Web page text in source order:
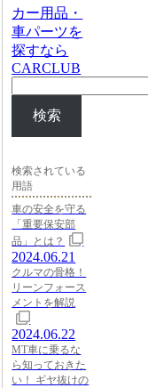
カー用品・
車パーツを
探すなら
CARCLUB
検索
検索されている
用語
車の安全を守る
「重要保安部
品」とは？
2024.06.21
クルマの骨格！
リーンフォース
メントを解説
2024.06.22
MT車に乗るな
ら知っておきた
い！ ギヤ抜けの